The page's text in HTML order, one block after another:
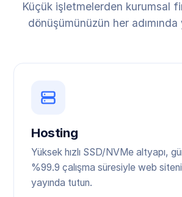
Küçük işletmelerden kurumsal
dönüşümünüzün her adımında
Hosting
Yüksek hızlı SSD/NVMe altyapı,
%99.9 çalışma süresiyle web
yayında tutun.